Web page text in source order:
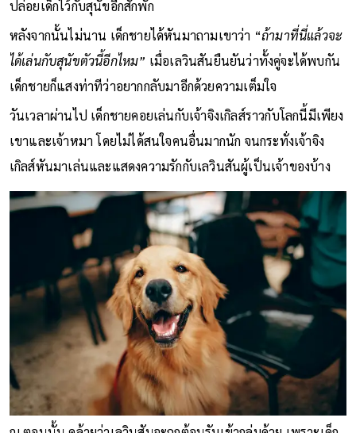
ปล่อยเด็กไว้กับสุนัขอีกสักพัก
หลังจากนั้นไม่นาน เด็กชายได้หันมาถามเขาว่า “ถ้ามาที่นี่แล้วจะ
ได้เล่นกับสุนัขตัวนี้อีกไหม” เมื่อเลวินสันยืนยันว่าทั้งคู่จะได้พบกัน
เด็กชายก็แสงท่าทีว่าอยากกลับมาอีกด้วยความเต็มใจ
วันเวลาผ่านไป เด็กชายคอยเล่นกับเจ้าจิงเกิลส์ราวกับโลกนี้มีเพียง
เขาและเจ้าหมา โดยไม่ได้สนใจคนอื่นมากนัก จนกระทั่งเจ้าจิง
เกิลส์หันมาเล่นและแสดงความรักกับเลวินสันผู้เป็นเจ้าของบ้าง